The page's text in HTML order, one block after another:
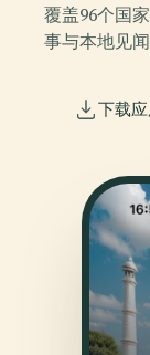
覆盖96个国
事与本地见
下载